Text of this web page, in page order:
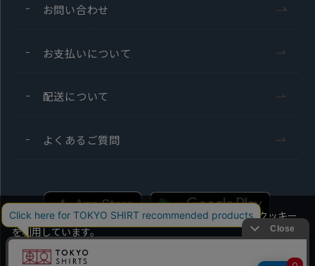
お問い合わせ
お支払いについて
配送について
よくあるご質問
当社のウェブサイトでは、お客様の利便性向上のためにクッキー
を利用しています。
本ウェブサイトをこのままご利用になる場合、クッキーの使用に